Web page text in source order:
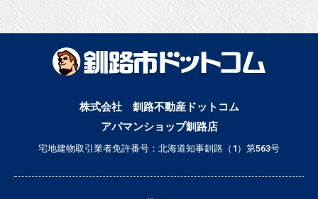
株式会社 釧路不動産ドットコム
アパマンショップ釧路店
宅地建物取引業者免許番号：北海道知事釧路（1）第563号